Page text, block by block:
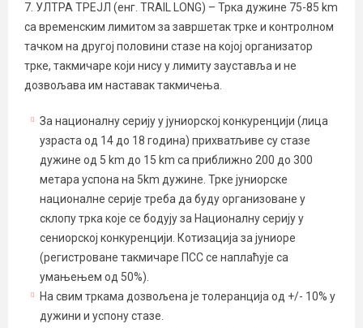
7. УЛТРА ТРЕЈЛ (енг. TRAIL LONG) – Трка дужине 75-85 km
са временским лимитом за завршетак трке и контролном
тачком на другој половини стазе на којој организатор
трке, такмичаре који нису у лимиту зауставља и не
дозвољава им наставак такмичења.
За националну серију у јуниорској конкуренцији (лица
узраста од 14 до 18 година) прихватљиве су стазе
дужине од 5 km до 15 km са приближно 200 до 300
метара успона на 5km дужине. Трке јуниорске
националне серије треба да буду организоване у
склопу трка које се бодују за Националну серију у
сениорској конкуренцији. Котизација за јуниоре
(регистроване такмичаре ПСС се наплаћује са
умањењем од 50%).
На свим тркама дозвољена је толеранција од +/- 10% у
дужини и успону стазе.